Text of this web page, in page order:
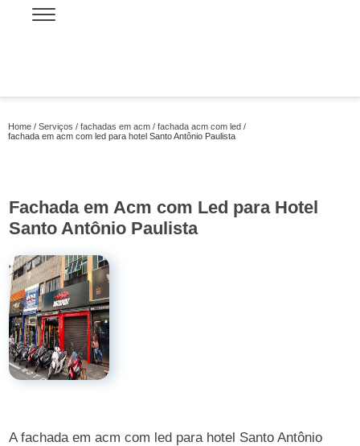
Home Serviços fachadas em acm
fachada acm com led
fachada em acm com led para hotel Santo Antônio Paulista
Fachada em Acm com Led para Hotel
Santo Antônio Paulista
A fachada em acm com led para hotel Santo Antônio